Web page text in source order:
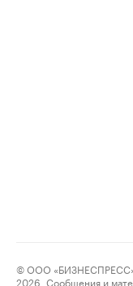
© ООО
2026. Сообщения и